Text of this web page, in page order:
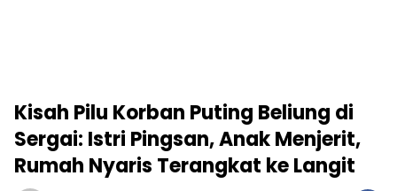
Kisah Pilu Korban Puting Beliung di
Sergai: Istri Pingsan, Anak Menjerit,
Rumah Nyaris Terangkat ke Langit